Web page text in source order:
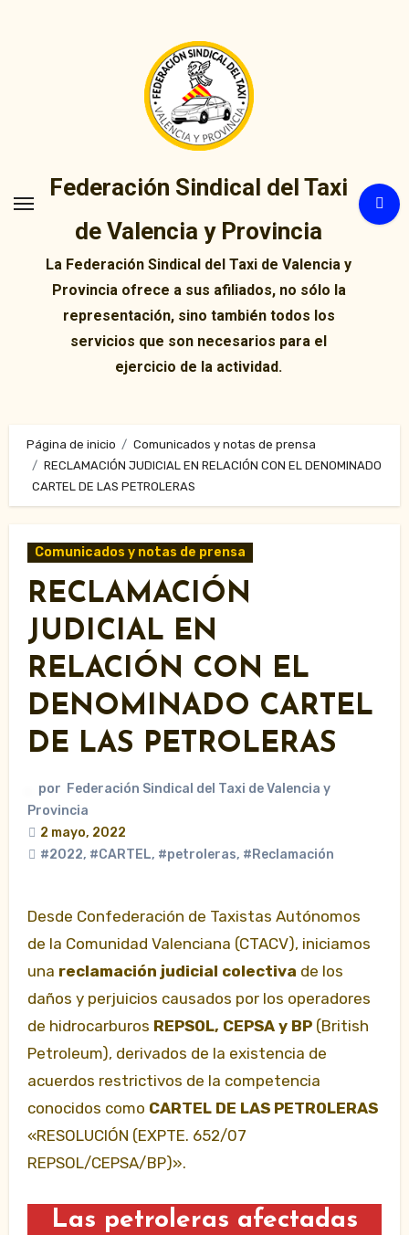
Federación Sindical del Taxi
de Valencia y Provincia
La Federación Sindical del Taxi de Valencia y
Provincia ofrece a sus afiliados, no sólo la
representación, sino también todos los
servicios que son necesarios para el
ejercicio de la actividad.
Página de inicio
Comunicados y notas de prensa
RECLAMACIÓN JUDICIAL EN RELACIÓN CON EL DENOMINADO
CARTEL DE LAS PETROLERAS
Comunicados y notas de prensa
RECLAMACIÓN
JUDICIAL EN
RELACIÓN CON EL
DENOMINADO CARTEL
DE LAS PETROLERAS
por Federación Sindical del Taxi de Valencia y
Provincia
2 mayo, 2022
#2022, #CARTEL, #petroleras, #Reclamación
Desde Confederación de Taxistas Autónomos
de la Comunidad Valenciana (CTACV), iniciamos
una reclamación judicial colectiva de los
daños y perjuicios causados por los operadores
de hidrocarburos REPSOL, CEPSA y BP(British
Petroleum), derivados de la existencia de
acuerdos restrictivos de la competencia
conocidos como CARTEL DE LAS PETROLERAS
«RESOLUCIÓN (EXPTE. 652/07
REPSOL/CEPSA/BP)».
Las petroleras afectadas